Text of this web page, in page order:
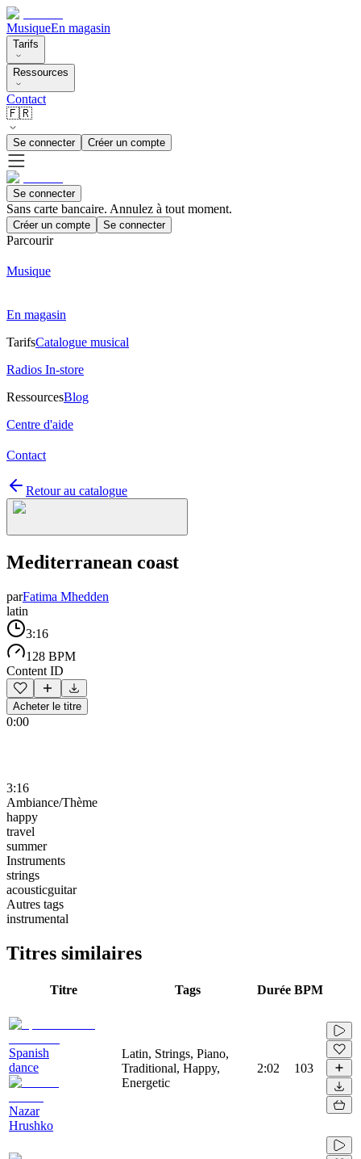
MusiqueEn magasin
Tarifs
Ressources
Contact
🇫🇷
Se connecter Créer un compte
Se connecter
Sans carte bancaire. Annulez à tout moment.
Créer un compte Se connecter
Parcourir
Musique
En magasin
TarifsCatalogue musical
Radios In-store
RessourcesBlog
Centre d'aide
Contact
Retour au catalogue
Mediterranean coast
parFatima Mhedden
latin
3:16
128 BPM
Content ID
Acheter le titre
0:00
3:16
Ambiance/Thème
happy
travel
summer
Instruments
strings
acousticguitar
Autres tags
instrumental
Titres similaires
Titre Tags Durée BPM
Spanish
dance
Nazar
Hrushko
Latin, Strings, Piano,
Traditional, Happy,
Energetic
2:02 103